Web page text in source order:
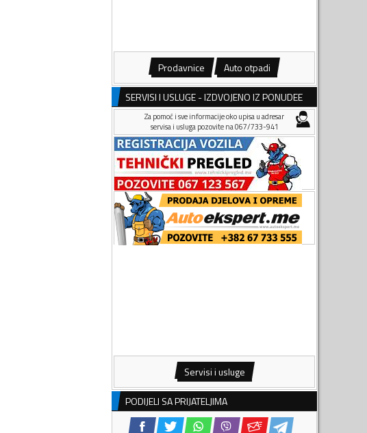
Prodavnice Auto otpadi
SERVISI I USLUGE - IZDVOJENO IZ PONUDEE
Za pomoć i sve informacije oko upisa u adresar
servisa i usluga pozovite na 067/733-941
Servisi i usluge
PODIJELI SA PRIJATELJIMA